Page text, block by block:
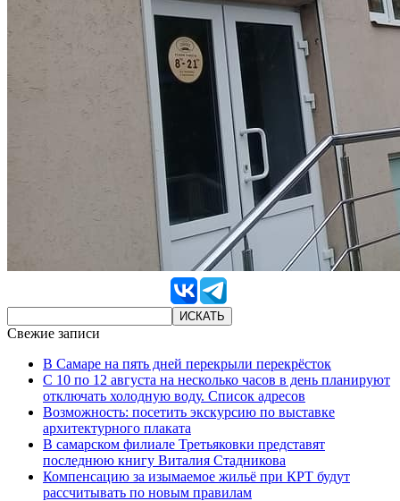
Свежие записи
В Самаре на пять дней перекрыли перекрёсток
С 10 по 12 августа на несколько часов в день планируют
отключать холодную воду. Список адресов
Возможность: посетить экскурсию по выставке
архитектурного плаката
В самарском филиале Третьяковки представят
последнюю книгу Виталия Стадникова
Компенсацию за изымаемое жильё при КРТ будут
рассчитывать по новым правилам